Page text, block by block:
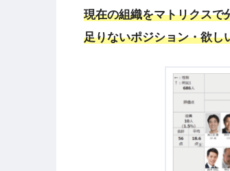
現在の組織をマトリクスで
足りないポジション・欲し